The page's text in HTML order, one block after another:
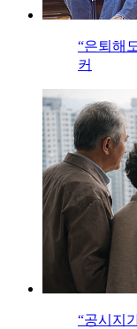
“은퇴해
커
“공시지